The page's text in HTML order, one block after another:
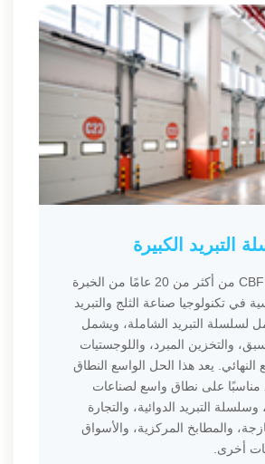
التبريد الكبيرة
تستفيد شركة CBFI من أكثر من 20 عامًا من الخبرة
في تكنولوجيا صناعة الثلج والتبريد
لسلسلة التبريد الشاملة، ويشمل
والتخزين المبرد، واللوجستيات
النهائي. يعد هذا الحل الواسع النطاق
مناسبًا على نطاق واسع لصناعات
وسلسلة التبريد الدوائية، والتجارة
والمطابخ المركزية، والأسواق
أخرى.